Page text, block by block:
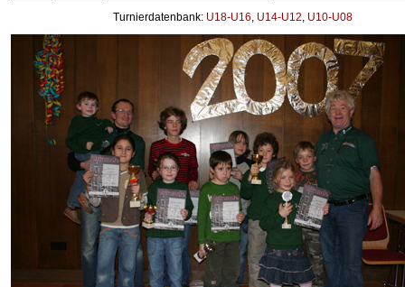
Turnierdatenbank: U18-U16, U14-U12, U10-U08